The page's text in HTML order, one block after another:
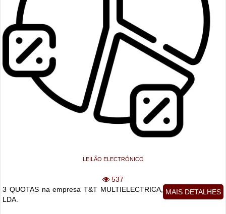
LEILÃO ELECTRÓNICO
537
MAIS DETALHES
3 QUOTAS na empresa T&T MULTIELECTRICA,
LDA.